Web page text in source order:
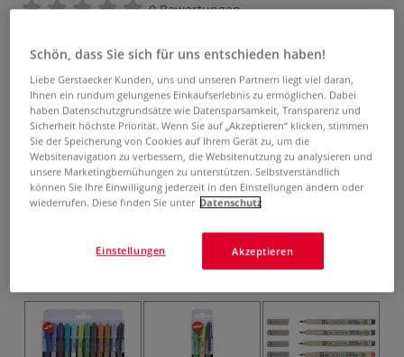
0 Bewertungen
außergewöhnliche Effekte auf schwarzem und weißen
Papier. Mit mittelfeiner Strichbreite (0,5 mm). Erhältlich in
verschiedenen Farbtönen.
Mehr
2,47 €
inklusive 20% bzw. 10% MwSt,
ggf. zuzüglichVersandkosten
Produkt bestellen
Das könnte Sie auch interessieren
Schön, dass Sie sich für uns entschieden haben!
Liebe Gerstaecker Kunden, uns und unseren Partnern liegt viel daran,
Ihnen ein rundum gelungenes Einkaufserlebnis zu ermöglichen. Dabei
haben Datenschutzgrundsätze wie Datensparsamkeit, Transparenz und
Sicherheit höchste Priorität. Wenn Sie auf „Akzeptieren“ klicken, stimmen
Sie der Speicherung von Cookies auf Ihrem Gerät zu, um die
Websitenavigation zu verbessern, die Websitenutzung zu analysieren und
unsere Marketingbemühungen zu unterstützen. Selbstverständlich
können Sie Ihre Einwilligung jederzeit in den Einstellungen ändern oder
wiederrufen. Diese finden Sie unter Datenschutz
Akzeptieren
Einstellungen